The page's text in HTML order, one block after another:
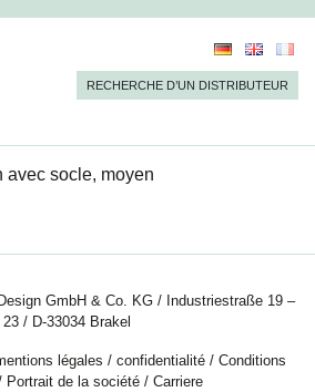
RECHERCHE D’UN DISTRIBUTEUR
avec socle, moyen
GmbH & Co. KG / Industriestraße 19 –
23 / D-33034 Brakel
légales / confidentialité / Conditions
Portrait de la société/ Carriere